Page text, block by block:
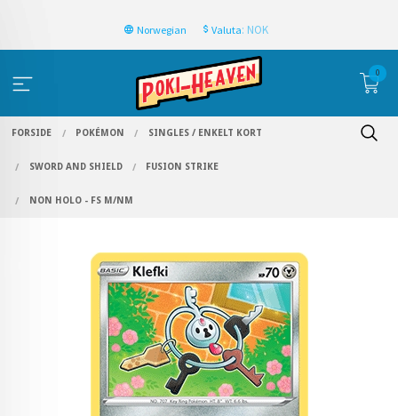
Norwegian Valuta: NOK
0
FORSIDE POKÉMON SINGLES / ENKELT KORT
SWORD AND SHIELD FUSION STRIKE
NON HOLO - FS M/NM